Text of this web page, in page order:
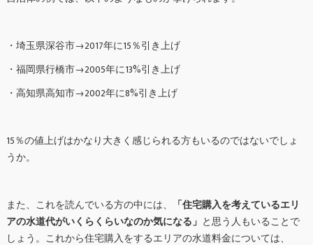
・埼玉県深谷市→2017年に15％引き上げ
・福岡県行橋市→2005年に13%引き上げ
・高知県高知市→2002年に8%引き上げ
15％の値上げはかなり大きく感じられる方もいるのではないでしょ
うか。
また、これを読んでいる方の中には、
「住宅購入を考えているエリ
アの水道代がいくらくらいなのか気になる」 と思う人もいることで
しょう。これから住宅購入をするエリアの水道料金については、